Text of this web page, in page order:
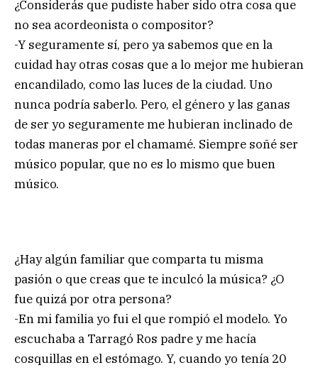
¿Considerás que pudiste haber sido otra cosa que
no sea acordeonista o compositor?
-Y seguramente sí, pero ya sabemos que en la
cuidad hay otras cosas que a lo mejor me hubieran
encandilado, como las luces de la ciudad. Uno
nunca podría saberlo. Pero, el género y las ganas
de ser yo seguramente me hubieran inclinado de
todas maneras por el chamamé. Siempre soñé ser
músico popular, que no es lo mismo que buen
músico.
¿Hay algún familiar que comparta tu misma
pasión o que creas que te inculcó la música? ¿O
fue quizá por otra persona?
-En mi familia yo fui el que rompió el modelo. Yo
escuchaba a Tarragó Ros padre y me hacía
cosquillas en el estómago. Y, cuando yo tenía 20